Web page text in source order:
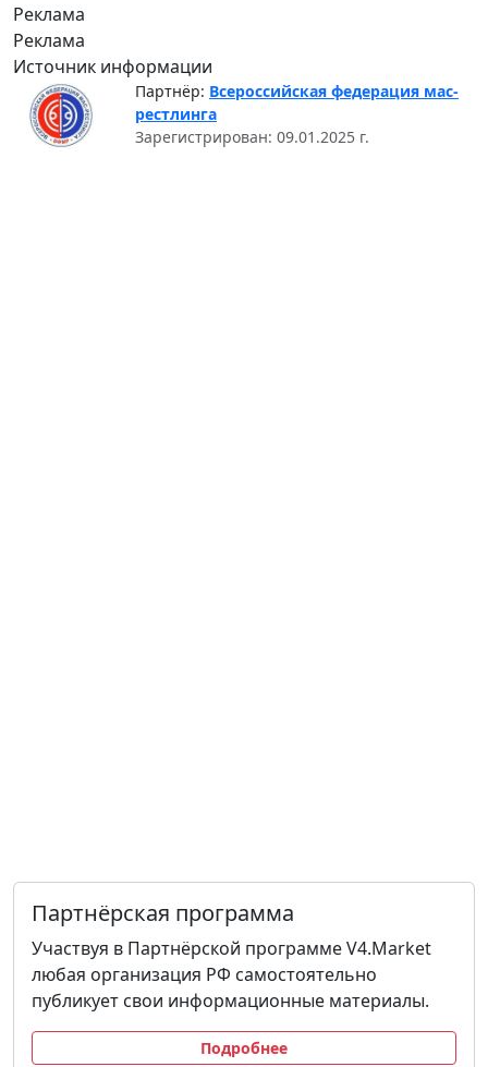
Реклама
Реклама
Источник информации
Партнёр: Всероссийская федерация мас-
рестлинга
Зарегистрирован: 09.01.2025 г.
Партнёрская программа
Участвуя в Партнёрской программе V4.Market
любая организация РФ самостоятельно
публикует свои информационные материалы.
Подробнее